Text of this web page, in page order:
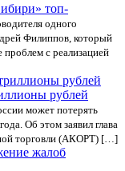
топ-
одного
Филиппов, который
проблем с реализацией
рублей
может потерять
Об этом заявил глава
торговли (АКОРТ) […]